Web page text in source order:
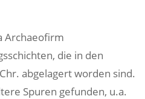
Archaeofirm
die in den
abgelagert worden sind.
Spuren gefunden, u.a.